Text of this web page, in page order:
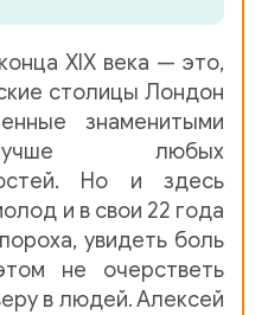
XIX века — это,
столицы Лондон
знаменитыми
любых
Но и здесь
и в свои 22 года
увидеть боль
не очерстветь
в людей. Алексей